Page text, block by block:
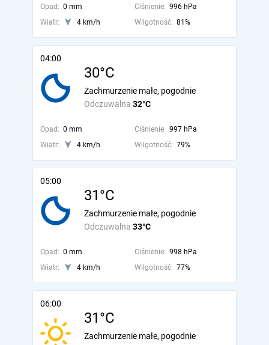
Opad: 0 mm Ciśnienie: 996 hPa
Wiatr:
4 km/h Wilgotność: 81%
04:00
30°C
Odczuwalna 32°C
Zachmurzenie małe, pogodnie
Opad: 0 mm Ciśnienie: 997 hPa
Wiatr:
4 km/h Wilgotność: 79%
05:00
31°C
Odczuwalna 33°C
Zachmurzenie małe, pogodnie
Opad: 0 mm Ciśnienie: 998 hPa
Wiatr:
4 km/h Wilgotność: 77%
06:00
31°C
Zachmurzenie małe, pogodnie